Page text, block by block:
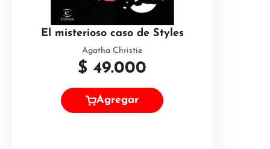
El misterioso caso de Styles
Agatha Christie
$ 49.000
Agregar